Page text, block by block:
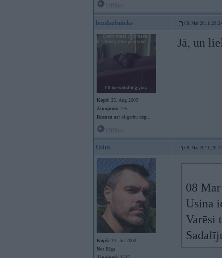
bezdarbnieks 08. Mar 2011,
Kopš: 25. Aug 2009
Ziņojumi: 745
Braucu ar: oligarhu deģi..
Jā, un
Usins 08. Mar 2011,
Kopš: 14. Jul 2002
No: Rīga
08
Usina
Varēsi